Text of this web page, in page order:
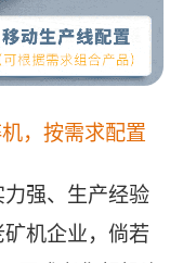
，按需求配置
强、生产经验
机企业，倘若